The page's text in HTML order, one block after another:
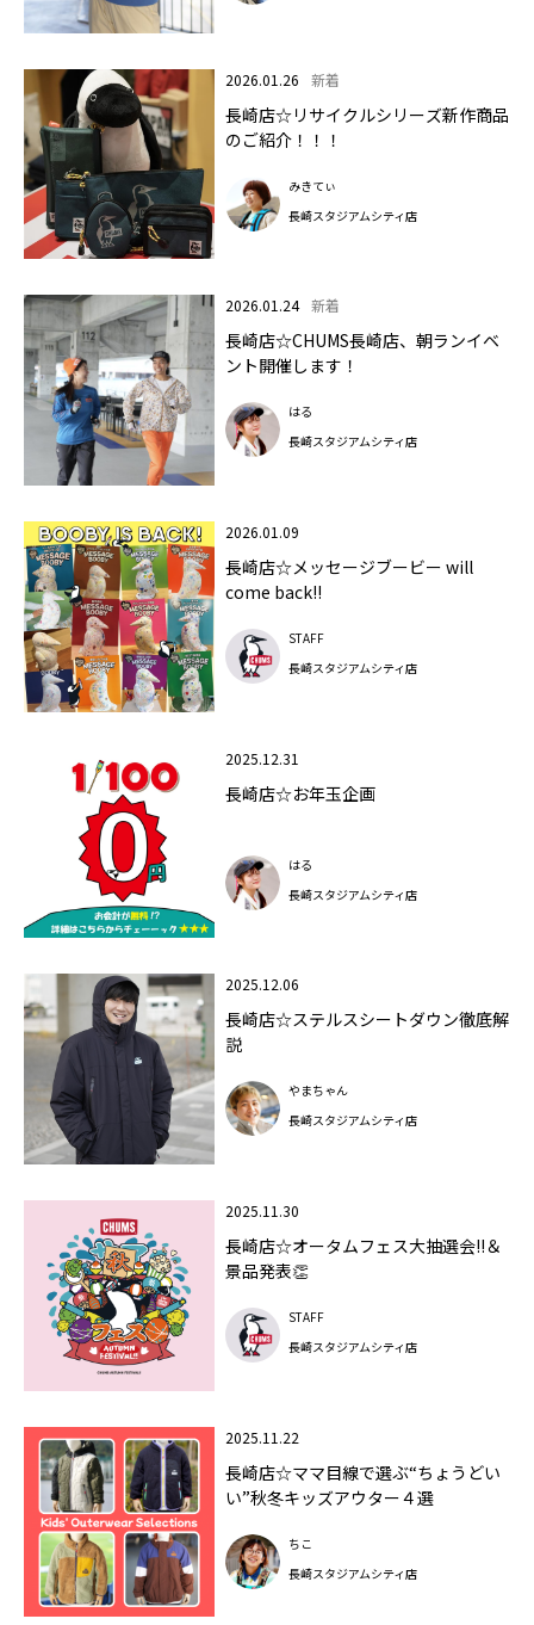
2026.01.26 新着
長崎店☆リサイクルシリーズ新作商品
のご紹介！！！
みきてぃ
長崎スタジアムシティ店
2026.01.24 新着
長崎店☆CHUMS長崎店、朝ランイベ
ント開催します！
はる
長崎スタジアムシティ店
2026.01.09
長崎店☆メッセージブービー will
come back!!
STAFF
長崎スタジアムシティ店
2025.12.31
長崎店☆お年玉企画
はる
長崎スタジアムシティ店
2025.12.06
長崎店☆ステルスシートダウン徹底解
説
やまちゃん
長崎スタジアムシティ店
2025.11.30
長崎店☆オータムフェス大抽選会!!＆
景品発表👏
STAFF
長崎スタジアムシティ店
2025.11.22
長崎店☆ママ目線で選ぶ“ちょうどい
い”秋冬キッズアウター４選
ちこ
長崎スタジアムシティ店